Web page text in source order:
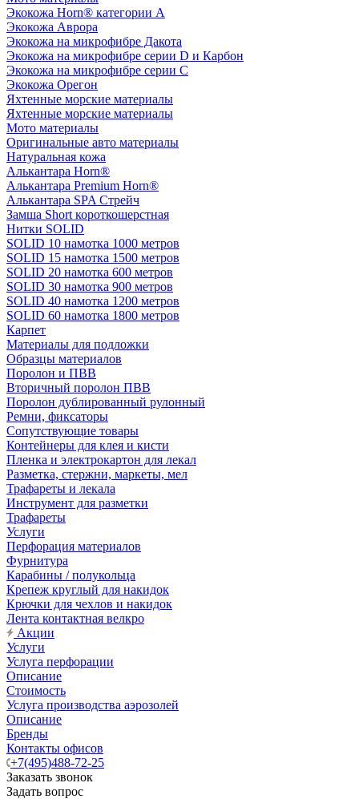
Экокожа Horn® категории A
Экокожа Аврора
Экокожа на микрофибре Дакота
Экокожа на микрофибре серии D и Карбон
Экокожа на микрофибре серии С
Экокожа Орегон
Яхтенные морские материалы
Яхтенные морские материалы
Мото материалы
Оригинальные авто материалы
Натуральная кожа
Алькантара Horn®
Алькантара Premium Horn®
Алькантара SPA Стрейч
Замша Short короткошерстная
Нитки SOLID
SOLID 10 намотка 1000 метров
SOLID 15 намотка 1500 метров
SOLID 20 намотка 600 метров
SOLID 30 намотка 900 метров
SOLID 40 намотка 1200 метров
SOLID 60 намотка 1800 метров
Карпет
Материалы для подложки
Образцы материалов
Поролон и ПВВ
Вторичный поролон ПВВ
Поролон дублированный рулонный
Ремни, фиксаторы
Сопутствующие товары
Контейнеры для клея и кисти
Пленка и электрокартон для лекал
Разметка, стержни, маркеты, мел
Трафареты и лекала
Инструмент для разметки
Трафареты
Услуги
Перфорация материалов
Фурнитура
Карабины / полукольца
Крепеж круглый для накидок
Крючки для чехлов и накидок
Лента контактная велкро
Акции
Услуги
Услуга перфорации
Описание
Стоимость
Услуга производства аэрозолей
Описание
Бренды
Контакты офисов
+7(495)488-72-25
Заказать звонок
Задать вопрос